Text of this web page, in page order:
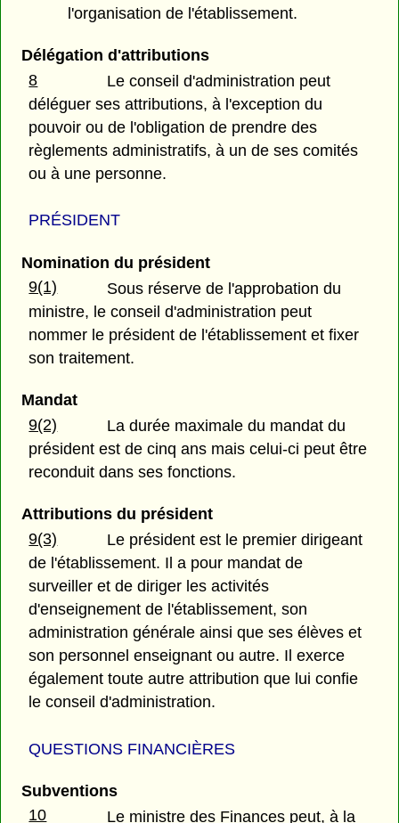
l'organisation de l'établissement.
Délégation d'attributions
8
Le conseil d'administration peut
déléguer ses attributions, à l'exception du
pouvoir ou de l'obligation de prendre des
règlements administratifs, à un de ses comités
ou à une personne.
PRÉSIDENT
Nomination du président
9(1)
Sous réserve de l'approbation du
ministre, le conseil d'administration peut
nommer le président de l'établissement et fixer
son traitement.
Mandat
9(2)
La durée maximale du mandat du
président est de cinq ans mais celui-ci peut être
reconduit dans ses fonctions.
Attributions du président
9(3)
Le président est le premier dirigeant
de l'établissement. Il a pour mandat de
surveiller et de diriger les activités
d'enseignement de l'établissement, son
administration générale ainsi que ses élèves et
son personnel enseignant ou autre. Il exerce
également toute autre attribution que lui confie
le conseil d'administration.
QUESTIONS FINANCIÈRES
Subventions
10
Le ministre des Finances peut, à la